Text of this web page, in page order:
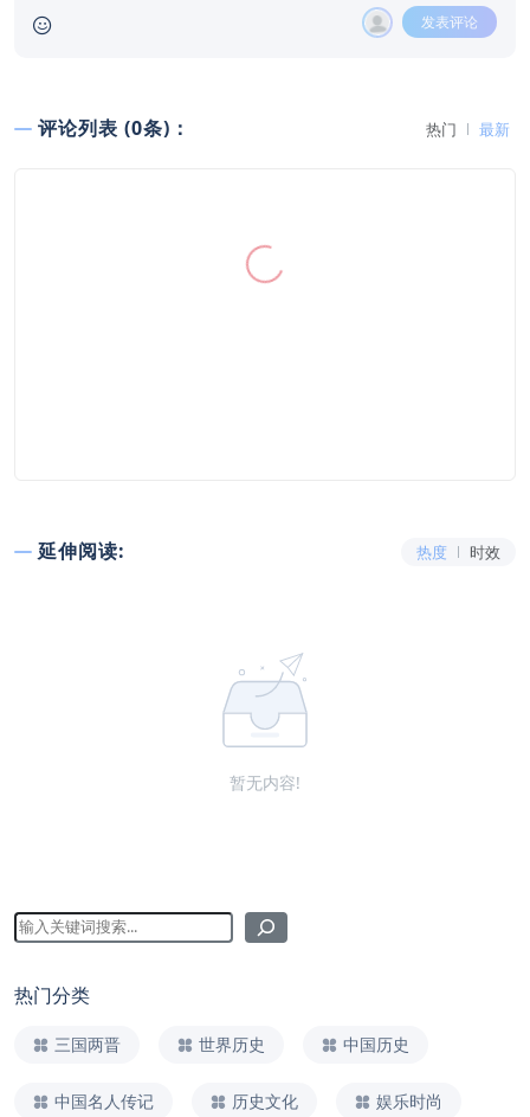
发表评论
评论列表 (0条)： 热门 最新
延伸阅读: 热度 时效
暂无内容!
热门分类
三国两晋 世界历史 中国历史
中国名人传记 历史文化 娱乐时尚